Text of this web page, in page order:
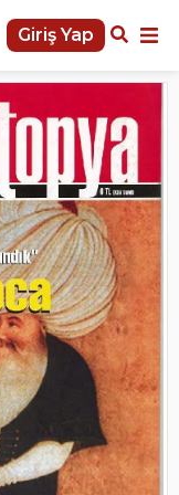
Giriş Yap